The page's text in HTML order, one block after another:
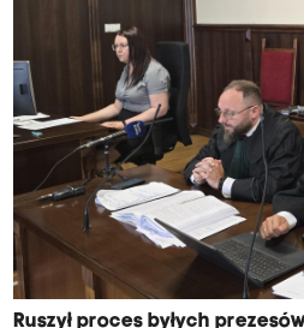
Ruszył proces byłych